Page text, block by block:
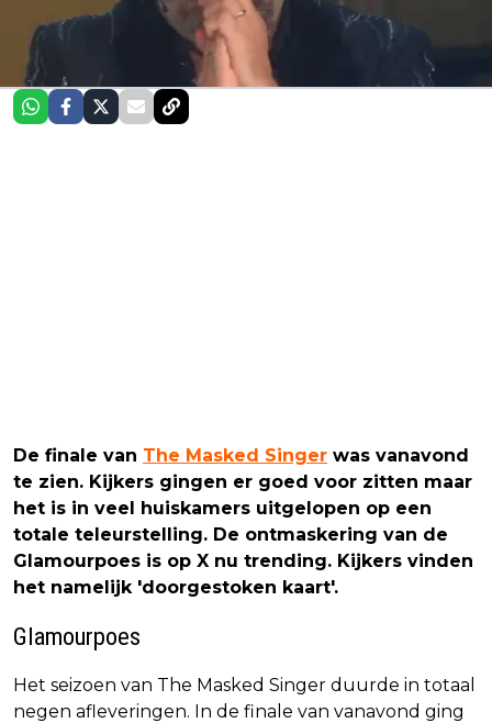
De finale van The Masked Singer was vanavond
te zien. Kijkers gingen er goed voor zitten maar
het is in veel huiskamers uitgelopen op een
totale teleurstelling. De ontmaskering van de
Glamourpoes is op X nu trending. Kijkers vinden
het namelijk 'doorgestoken kaart'.
Glamourpoes
Het seizoen van The Masked Singer duurde in totaal
negen afleveringen. In de finale van vanavond ging